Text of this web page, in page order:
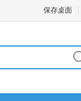
保存桌面